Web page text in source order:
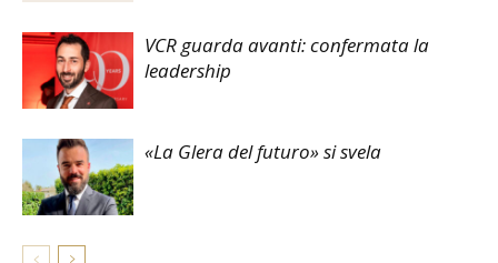
VCR guarda avanti: confermata la
leadership
«La Glera del futuro» si svela